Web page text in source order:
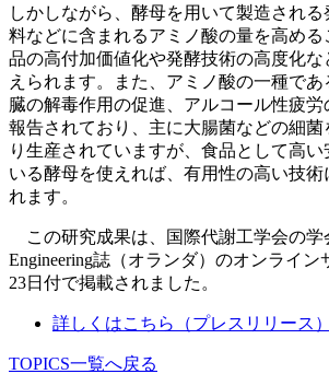
しかしながら、酵母を用いて製造され
料などに含まれるアミノ酸の量を高め
品の高付加価値化や発酵技術の高度化
えられます。また、アミノ酸の一種で
臓の解毒作用の促進、アルコール性疲
報告されており、主に大腸菌などの細菌
り生産されていますが、食品として高
いる酵母を使えれば、有用性の高い技術
れます。
この研究成果は、国際代謝工学会の学
Engineering誌（オランダ）のオンライン
23日付で掲載されました。
詳しくはこちら（プレスリリース）
TOPICS一覧へ戻る